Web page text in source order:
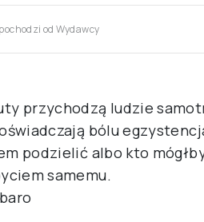
od Wydawcy
przychodzą ludzie
bólu
podzielić albo kto
samemu.